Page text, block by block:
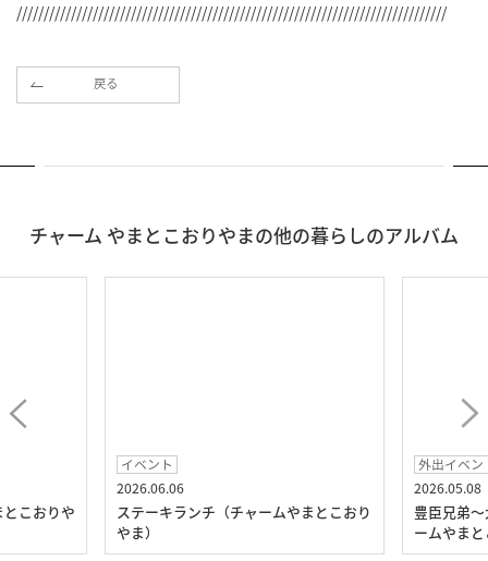
///////////////////////////////////////////////////////////////////////////////
戻る
チャーム やまとこおりやまの他の暮らしのアルバム
こおりや
イベント
2026.06.06
ステーキランチ（チャームやまとこおり
やま）
外出イベン
2026.05.08
豊臣兄弟
ームやま